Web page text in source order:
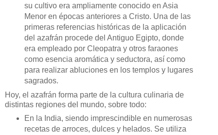
su cultivo era ampliamente conocido en Asia
Menor en épocas anteriores a Cristo. Una de las
primeras referencias históricas de la aplicación
del azafrán procede del Antiguo Egipto, donde
era empleado por Cleopatra y otros faraones
como esencia aromática y seductora, así como
para realizar abluciones en los templos y lugares
sagrados.
Hoy, el azafrán forma parte de la cultura culinaria de
distintas regiones del mundo, sobre todo:
En la India, siendo imprescindible en numerosas
recetas de arroces, dulces y helados. Se utiliza